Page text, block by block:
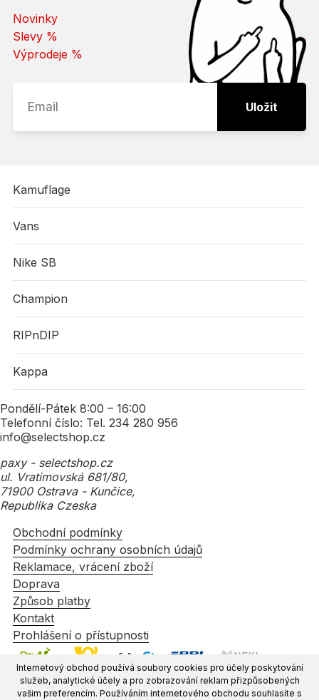
Internetový obchod používá soubory cookies pro účely poskytování
služeb, analytické účely a pro zobrazování reklam přizpůsobených
vašim preferencím. Používáním internetového obchodu souhlasíte s
Novinky
Slevy %
Výprodeje %
Uložit
Kamuflage
Vans
Nike SB
Champion
RIPnDIP
Kappa
Pondělí-Pátek 8:00 – 16:00
Telefonní číslo: Tel. 234 280 956
info@selectshop.cz
paxy - selectshop.cz
ul. Vratimovská 681/80,
71900 Ostrava - Kunčice,
Republika Czeska
Obchodní podmínky
Podmínky ochrany osobních údajů
Reklamace, vrácení zboží
Doprava
Způsob platby
Kontakt
Prohlášení o přístupnosti